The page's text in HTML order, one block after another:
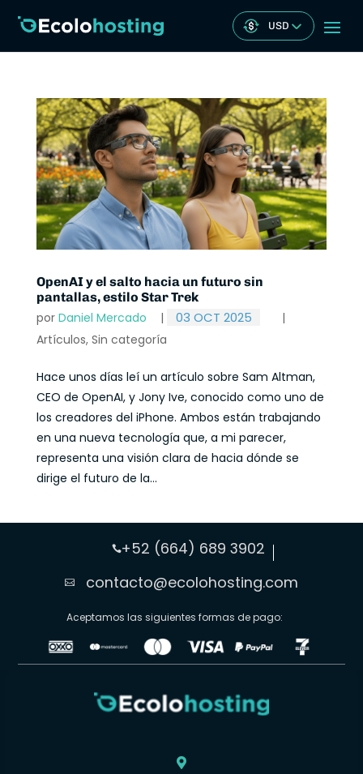
USD
OpenAI y el salto hacia un futuro sin
pantallas, estilo Star Trek
por Daniel Mercado | 03 OCT 2025
|
Artículos, Sin categoría
Hace unos días leí un artículo sobre Sam Altman,
CEO de OpenAI, y Jony Ive, conocido como uno de
los creadores del iPhone. Ambos están trabajando
en una nueva tecnología que, a mi parecer,
representa una visión clara de hacia dónde se
dirige el futuro de la...
+52 (664) 689 3902
 contacto@ecolohosting.com
Aceptamos las siguientes formas de pago:
